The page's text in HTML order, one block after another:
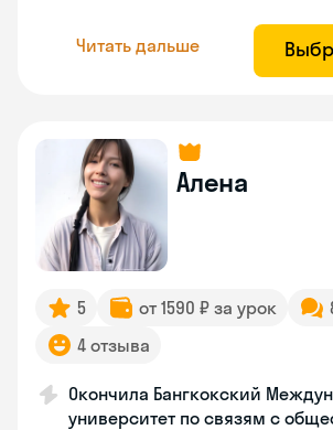
Читать дальше
Алена
5 от 1590 ₽ за урок
4 отзыва
Окончила Бангкокский
университет по связям с